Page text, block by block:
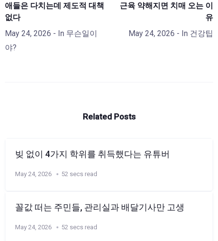
애들은 다치는데 제도적 대책
없다
May 24, 2026 - In 무슨일이
야?
근육 약해지면 치매 오는 이
유
May 24, 2026 - In 건강팁
Related Posts
빚 없이 4가지 학위를 취득했다는 유튜버
May 24, 2026 52 secs read
꼴값 떠는 주민들, 관리실과 배달기사만 고생
May 24, 2026 52 secs read